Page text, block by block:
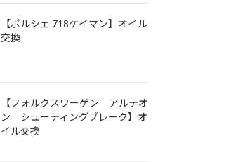
【ポルシェ 718ケイマン】オイル
交換
【フォルクスワーゲン アルテオ
ン シューティングブレーク】オ
イル交換